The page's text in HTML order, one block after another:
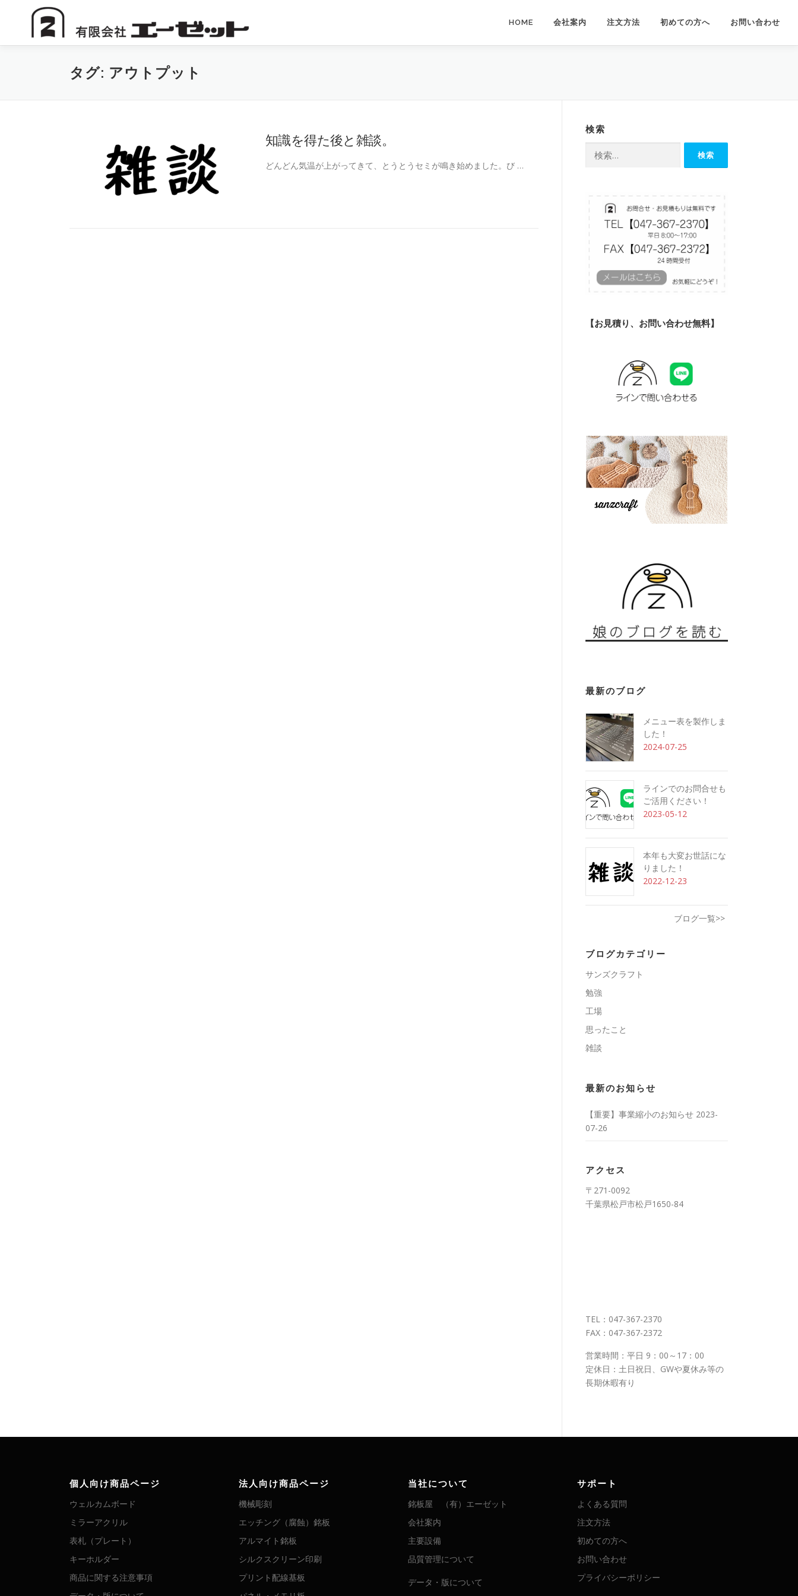
ン
HOME 会社案内 注文方法 初めての方へ お問い合わせ
タグ: アウトプット
知識を得た後と雑談。
どんどん気温が上がってきて、とうとうセミが鳴き始めました。び …
検索
【お見積り、お問い合わせ無料】
最新のブログ
メニュー表を製作しま
した！
2024-07-25
ラインでのお問合せも
ご活用ください！
2023-05-12
本年も大変お世話にな
りました！
2022-12-23
ブログ一覧>>
ブログカテゴリー
サンズクラフト
勉強
工場
思ったこと
雑談
最新のお知らせ
【重要】事業縮小のお知らせ 2023-
07-26
アクセス
〒271-0092
千葉県松戸市松戸1650-84
TEL：047-367-2370
FAX：047-367-2372
営業時間：平日 9：00～17：00
定休日：土日祝日、GWや夏休み等の
長期休暇有り
個人向け商品ページ
ウェルカムボード
ミラーアクリル
表札（プレート）
キーホルダー
商品に関する注意事項
法人向け商品ページ
機械彫刻
エッチング（腐蝕）銘板
アルマイト銘板
シルクスクリーン印刷
プリント配線基板
当社について
銘板屋 （有）エーゼット
会社案内
主要設備
品質管理について
データ・版について
サポート
よくある質問
注文方法
初めての方へ
お問い合わせ
プライバシーポリシー